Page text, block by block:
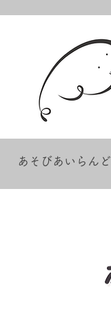
あそびあいらんど